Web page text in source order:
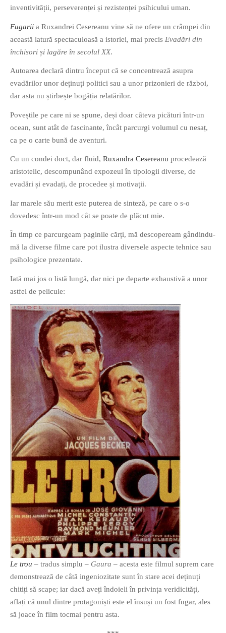
If you like movies, words and
mind games, then this is the
book for you. Take the
own acrostics and describing
famous movies by using the
very letters of their titles!
RASFOIESTE
Contact
Albastra!
Download 101 Movie
Acrostics!
PRIETENI APROPIATI
Victor Sosea – Designer
PRIETENI DIN AFARA BRESLEI
GloryBox.ro
Vreau-schimbare.ro
PRIETENI DIN BREASLA
Filme-Carti.ro
inventivității, perseverenței și rezistenței psihicului uman.
Fugarii a Ruxandrei Cesereanu vine să ne ofere un crâmpei din
această latură spectaculoasă a istoriei, mai precis Evadări din
închisori și lagăre în secolul XX.
Autoarea declară dintru început că se concentrează asupra
evadărilor unor deținuți politici sau a unor prizonieri de război,
dar asta nu știrbește bogăția relatărilor.
Poveștile pe care ni se spune, deși doar câteva picături într-un
ocean, sunt atât de fascinante, încât parcurgi volumul cu nesaț,
ca pe o carte bună de aventuri.
Cu un condei doct, dar fluid, Ruxandra Cesereanu procedează
aristotelic, descompunând expozeul în tipologii diverse, de
evadări și evadați, de procedee și motivații.
Iar marele său merit este puterea de sinteză, pe care o s-o
dovedesc într-un mod cât se poate de plăcut mie.
În timp ce parcurgeam paginile cărți, mă descopeream gândindu-
mă la diverse filme care pot ilustra diversele aspecte tehnice sau
psihologice prezentate.
Iată mai jos o listă lungă, dar nici pe departe exhaustivă a unor
astfel de pelicule:
Le trou – tradus simplu – Gaura – acesta este filmul suprem care
demonstrează de câtă ingeniozitate sunt în stare acei deținuți
chitiți să scape; iar dacă aveți îndoieli în privința veridicități,
aflați că unul dintre protagoniști este el însuși un fost fugar, ales
să joace în film tocmai pentru asta.